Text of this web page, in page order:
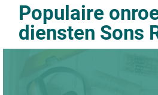
Populaire
diensten Sons